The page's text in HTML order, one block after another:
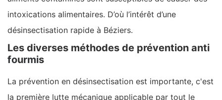
intoxications alimentaires. D’où l’intérêt d’une
désinsectisation rapide à Béziers.
Les diverses méthodes de prévention anti
fourmis
La prévention en désinsectisation est importante, c'est
la première lutte mécanique applicable par tout le